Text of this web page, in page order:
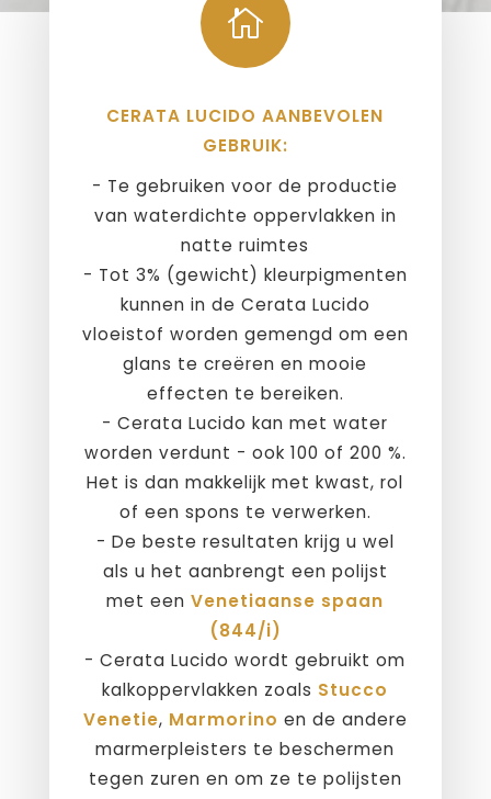

CERATA LUCIDO AANBEVOLEN
GEBRUIK:
- Te gebruiken voor de productie
van waterdichte oppervlakken in
natte ruimtes
- Tot 3% (gewicht) kleurpigmenten
kunnen in de Cerata Lucido
vloeistof worden gemengd om een
​​glans te creëren en mooie
effecten te bereiken.
- Cerata Lucido kan met water
worden verdunt - ook 100 of 200 %.
Het is dan makkelijk met kwast, rol
of een spons te verwerken.
- De beste resultaten krijg u wel
als u het aanbrengt een polijst
met eenVenetiaanse spaan
(844/i)
- Cerata Lucido wordt gebruikt om
kalkoppervlakken zoals Stucco
Venetie, Marmorino en de andere
marmerpleisters te beschermen
tegen zuren en om ze te polijsten